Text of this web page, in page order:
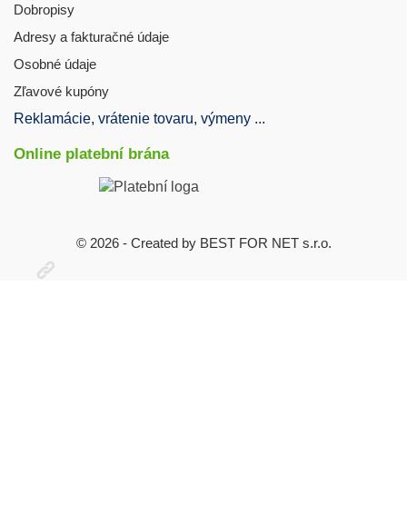
Dobropisy
Adresy a fakturačné údaje
Osobné údaje
Zľavové kupóny
Reklamácie, vrátenie tovaru, výmeny ...
Otevřit
Online platební brána
© 2026 - Created by BEST FOR NET s.r.o.